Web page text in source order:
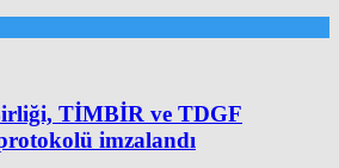
TİMBİR ve TDGF
imzalandı